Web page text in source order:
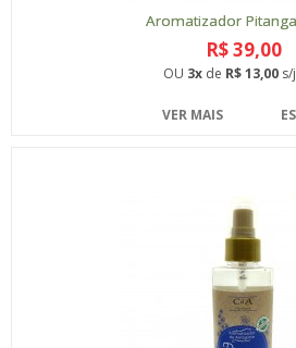
Aromatizador
R$ 39,00
OU 3x de R$ 13,00
VER MAIS